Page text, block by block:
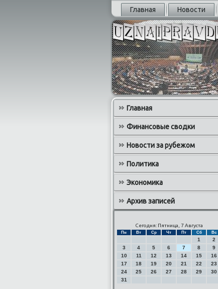
Главная Новости
Главная
Финансовые сводки
Новости за рубежом
Политика
Экономика
Архив записей
Сегодня: Пятница, 7 Августа
Пн Вт Ср Чт Пт Сб Вс
1
2
3
4 5 6 7 8
9
10
11 12 13 14 15
16
17
18 19 20 21 22
23
24
25 26 27 28 29
30
31